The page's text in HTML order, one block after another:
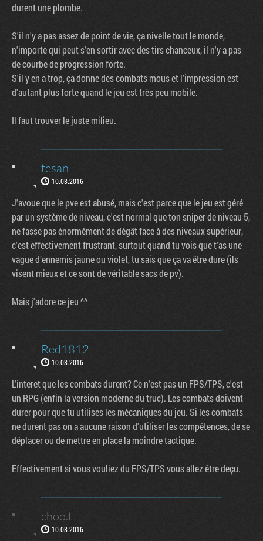
durent une plombe.
S'il n'y a pas assez de point de vie, ça nivelle tout le monde,
n'importe qui peut s'en sortir avec des tirs chanceux, il n'y a pas
de courbe de progression forte.
S'il y en a trop, ça donne des combats mous et l'impression est
d'autant plus forte quand le jeu est très peu mobile.
Il faut trouver le juste milieu.
tesan
10.03.2016
J'avoue que le pve est abusé, mais c'est parce que le jeu est géré
par un système de niveau, c'est normal que ton sniper de niveau 5,
ne fasse pas énormément de dégât face à des niveaux supérieur,
c'est effectivement frustrant, surtout quand tu vois que t'as une
vague d’ennemis jaune ou violet, tu sais que ça va être dure (ils
visent mieux et ce sont de véritable sacs de pv).
Mais j'adore ce jeu ^^
Red1812
10.03.2016
L'interet que les combats durent? Ce n'est pas un FPS/TPS, c'est
un RPG (enfin la version moderne du truc). Les combats doivent
durer pour que tu utilises les mécaniques du jeu. Si les combats
ne durent pas on a aucune raison d'utiliser les compétences, de se
déplacer ou de mettre en place la moindre tactique.
Effectivement si vous vouliez du FPS/TPS vous allez être deçu.
choo.t
10.03.2016